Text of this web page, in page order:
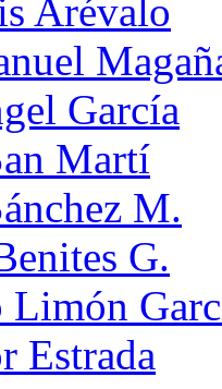
Arévalo
García
Martí
M.
G.
Limón
Estrada